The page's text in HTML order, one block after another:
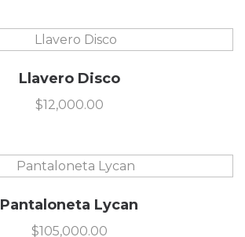
Llavero Disco
$12,000.00
Pantaloneta Lycan
$105,000.00